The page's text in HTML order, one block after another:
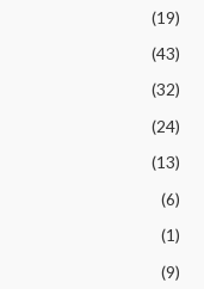
(19)
(43)
(32)
(24)
(13)
(6)
(1)
(9)